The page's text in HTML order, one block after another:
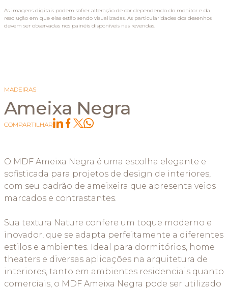
As imagens digitais podem sofrer alteração de cor dependendo do monitor e da
resolução em que elas estão sendo visualizadas. As particularidades dos desenhos
devem ser observadas nos painéis disponíveis nas revendas.
MADEIRAS
Ameixa Negra
COMPARTILHAR
O MDF Ameixa Negra é uma escolha elegante e
sofisticada para projetos de design de interiores,
com seu padrão de ameixeira que apresenta veios
marcados e contrastantes.
Sua textura Nature confere um toque moderno e
inovador, que se adapta perfeitamente a diferentes
estilos e ambientes. Ideal para dormitórios, home
theaters e diversas aplicações na arquitetura de
interiores, tanto em ambientes residenciais quanto
comerciais, o MDF Ameixa Negra pode ser utilizado